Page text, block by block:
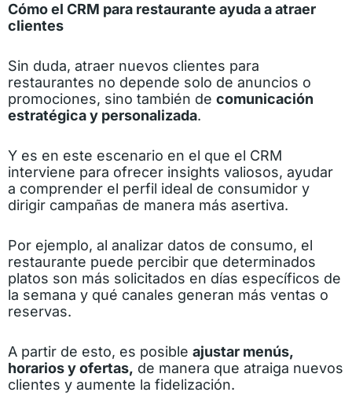
Cómo el CRM para restaurante ayuda a atraer
clientes
Sin duda, atraer nuevos clientes para
restaurantes no depende solo de anuncios o
promociones, sino también de comunicación
estratégica y personalizada.
Y es en este escenario en el que el CRM
interviene para ofrecer insights valiosos, ayudar
a comprender el perfil ideal de consumidor y
dirigir campañas de manera más asertiva.
Por ejemplo, al analizar datos de consumo, el
restaurante puede percibir que determinados
platos son más solicitados en días específicos de
la semana y qué canales generan más ventas o
reservas.
A partir de esto, es posible ajustar menús,
horarios y ofertas, de manera que atraiga nuevos
clientes y aumente la fidelización.